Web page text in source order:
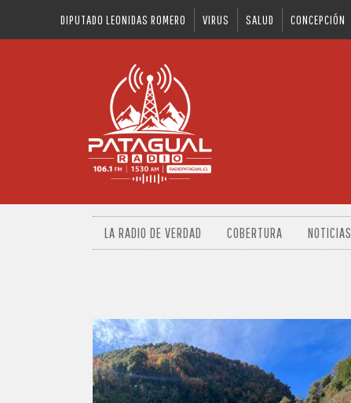
DIPUTADO LEONIDAS ROMERO VIRUS SALUD CONCEPCIÓN
LA RADIO DE VERDAD COBERTURA NOTICIAS